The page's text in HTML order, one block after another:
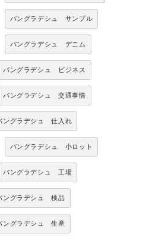
バングラデシュ サンプル
バングラデシュ デニム
バングラデシュ ビジネス
バングラデシュ 交通事情
ングラデシュ 仕入れ
バングラデシュ 小ロット
バングラデシュ 工場
ングラデシュ 検品
ングラデシュ 生産